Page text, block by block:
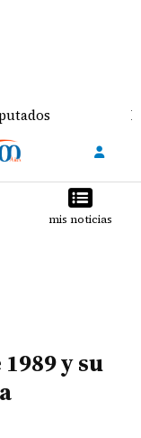
Pilotos
mis noticias
y su